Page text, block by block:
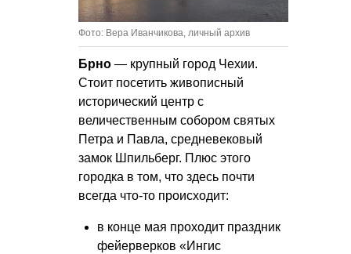
Фото: Вера Иванчикова, личный архив
Брно — крупный город Чехии.
Стоит посетить живописный
исторический центр с
величественным собором святых
Петра и Павла, средневековый
замок Шпильберг. Плюс этого
городка в том, что здесь почти
всегда что-то происходит:
в конце мая проходит праздник
фейерверков «Ингис